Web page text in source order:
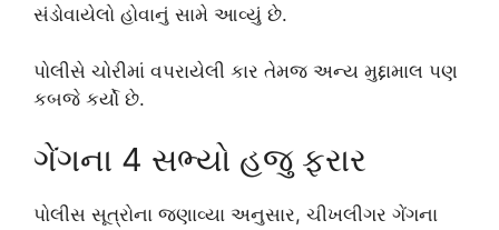
સંડોવાયેલો હોવાનું સામે આવ્યું છે.
પોલીસે ચોરીમાં વપરાયેલી કાર તેમજ અન્ય મુદ્દામાલ પણ
કબજે કર્યો છે.
ગેંગના 4 સભ્યો હજુ ફરાર
પોલીસ સૂત્રોના જણાવ્યા અનુસાર, ચીખલીગર ગેંગના